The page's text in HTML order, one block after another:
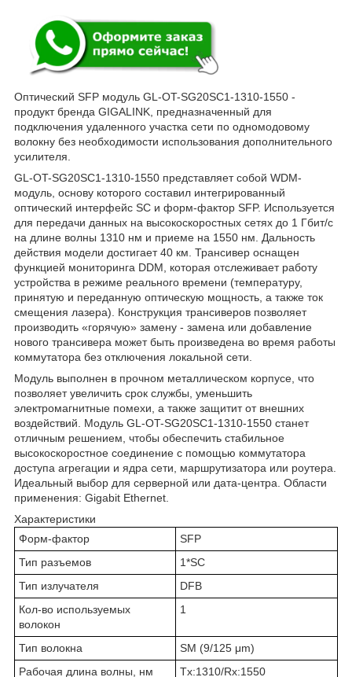
Оптический SFP модуль GL-OT-SG20SC1-1310-1550 -
продукт бренда GIGALINK, предназначенный для
подключения удаленного участка сети по одномодовому
волокну без необходимости использования дополнительного
усилителя.
GL-OT-SG20SC1-1310-1550 представляет собой WDM-
модуль, основу которого составил интегрированный
оптический интерфейс SC и форм-фактор SFP. Используется
для передачи данных на высокоскоростных сетях до 1 Гбит/с
на длине волны 1310 нм и приеме на 1550 нм. Дальность
действия модели достигает 40 км. Трансивер оснащен
функцией мониторинга DDM, которая отслеживает работу
устройства в режиме реального времени (температуру,
принятую и переданную оптическую мощность, а также ток
смещения лазера). Конструкция трансиверов позволяет
производить «горячую» замену - замена или добавление
нового трансивера может быть произведена во время работы
коммутатора без отключения локальной сети.
Модуль выполнен в прочном металлическом корпусе, что
позволяет увеличить срок службы, уменьшить
электромагнитные помехи, а также защитит от внешних
воздействий. Модуль GL-OT-SG20SC1-1310-1550 станет
отличным решением, чтобы обеспечить стабильное
высокоскоростное соединение с помощью коммутатора
доступа агрегации и ядра сети, маршрутизатора или роутера.
Идеальный выбор для серверной или дата-центра. Области
применения: Gigabit Ethernet.
Характеристики
Форм-фактор
SFP
Тип разъемов
1*SC
Тип излучателя
DFB
Кол-во используемых
волокон
1
Тип волокна
SМ (9/125 μm)
Рабочая длина волны, нм
Tx:1310/Rx:1550